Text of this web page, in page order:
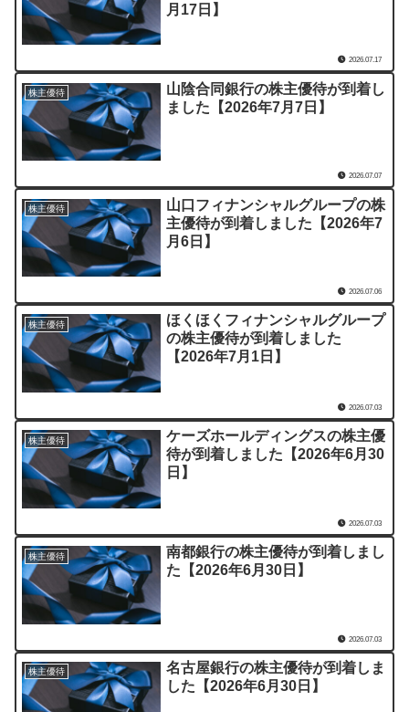
月17日】
2026.07.17
株主優待
山陰合同銀行の株主優待が到着し
ました【2026年7月7日】
2026.07.07
株主優待
山口フィナンシャルグループの株
主優待が到着しました【2026年7
月6日】
2026.07.06
株主優待
ほくほくフィナンシャルグループ
の株主優待が到着しました
【2026年7月1日】
2026.07.03
株主優待
ケーズホールディングスの株主優
待が到着しました【2026年6月30
日】
2026.07.03
株主優待
南都銀行の株主優待が到着しまし
た【2026年6月30日】
2026.07.03
株主優待
名古屋銀行の株主優待が到着しま
した【2026年6月30日】